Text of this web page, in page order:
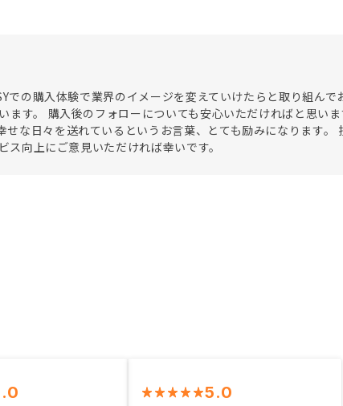
での購入体験で業界のイメージを変えていけたらと取り組んで
ます。 購入後のフォローについても安心いただければと思い
な日々を送れているというお言葉、とても励みになります。
向上にご意見いただければ幸いです。
5.0